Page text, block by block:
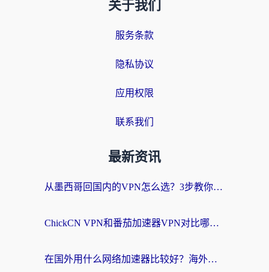
关于我们
服务条款
隐私协议
应用权限
联系我们
最新资讯
从墨西哥回国内的VPN怎么选？3步教你无缝刷剧、玩国服游戏
ChickCN VPN和番茄加速器VPN对比哪个回国效果更好？海外党亲测后的真实答案
在国外用什么网络加速器比较好？海外党亲测：从痛点到解决方案的全攻略